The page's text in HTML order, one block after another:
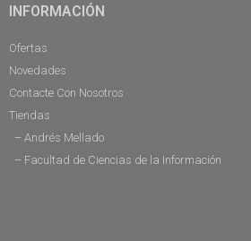
INFORMACIÓN
Ofertas
Novedades
Contacte Con Nosotros
Tiendas
– Andrés Mellado
– Facultad de Ciencias de la Información